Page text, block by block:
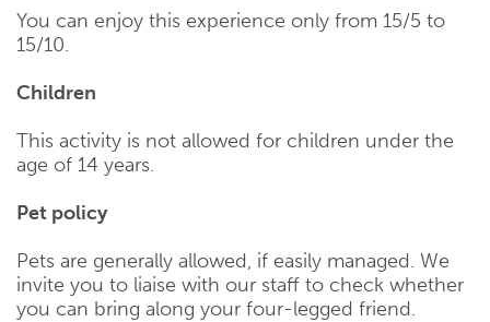
You can enjoy this experience only from 15/5 to
15/10.
Children
This activity is not allowed for children under the
age of 14 years.
Pet policy
Pets are generally allowed, if easily managed. We
invite you to liaise with our staff to check whether
you can bring along your four-legged friend.